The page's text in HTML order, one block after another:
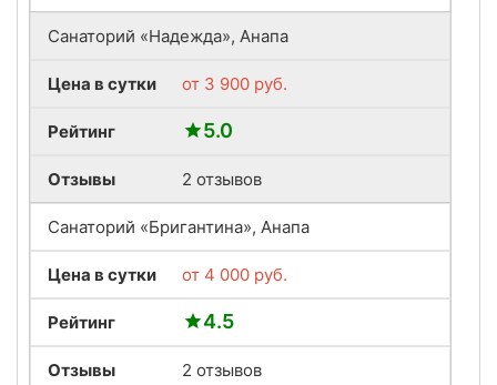
Санаторий «Надежда», Анапа
Цена в сутки от 3 900 руб.
Рейтинг 5.0
Отзывы 2 отзывов
Санаторий «Бригантина», Анапа
Цена в сутки от 4 000 руб.
Рейтинг 4.5
Отзывы 2 отзывов